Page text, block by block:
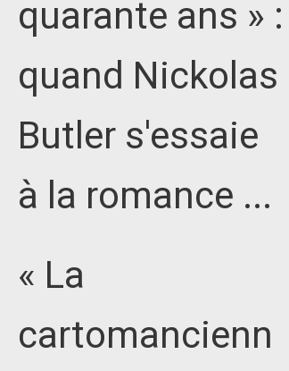
quarante ans » :
quand Nickolas
Butler s'essaie
à la romance ...
« La
cartomancienn